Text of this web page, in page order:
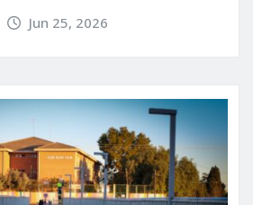
Jun 25, 2026